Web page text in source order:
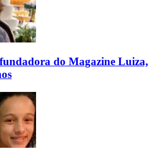
do Magazine Luiza,